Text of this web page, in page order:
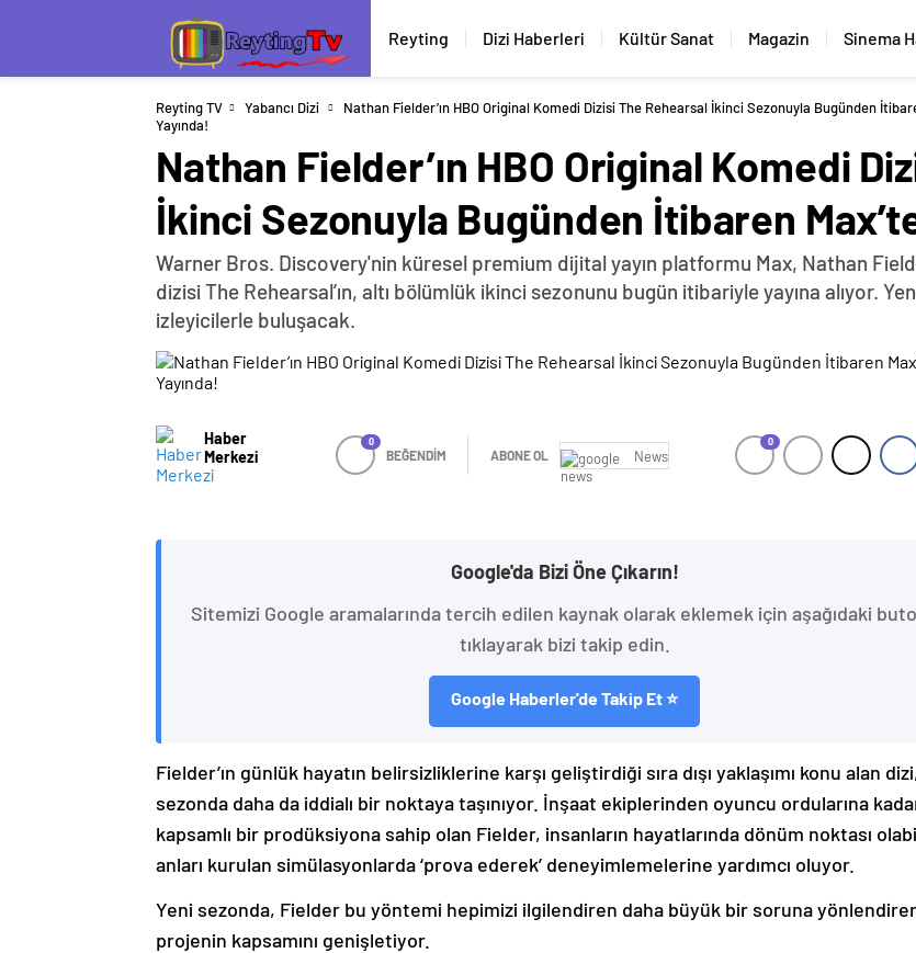
Reyting Dizi Haberleri Kültür Sanat Magazin Sinema
Reyting TV Yabancı Dizi
Nathan Fielder’ın HBO Original Komedi Dizisi The Rehearsal İkinci Sezonuyla Bugünden
Yayında!
Nathan Fielder’ın HBO Original Komedi
İkinci Sezonuyla Bugünden İtibaren
Warner Bros. Discovery'nin küresel premium dijital yayın platformu Max, Nathan
dizisi The Rehearsal’ın, altı bölümlük ikinci sezonunu bugün itibariyle yayına alıyor.
izleyicilerle buluşacak.
Haber
Merkezi
0
BEĞENDİM ABONE OL News
0
Google'da Bizi Öne Çıkarın!
Sitemizi Google aramalarında tercih edilen kaynak olarak eklemek için aşağıdaki
tıklayarak bizi takip edin.
Google Haberler'de Takip Et ⭐
Fielder’ın günlük hayatın belirsizliklerine karşı geliştirdiği sıra dışı yaklaşımı konu alan
sezonda daha da iddialı bir noktaya taşınıyor. İnşaat ekiplerinden oyuncu ordularına
kapsamlı bir prodüksiyona sahip olan Fielder, insanların hayatlarında dönüm noktası
anları kurulan simülasyonlarda ‘prova ederek’ deneyimlemelerine yardımcı oluyor.
Yeni sezonda, Fielder bu yöntemi hepimizi ilgilendiren daha büyük bir soruna
projenin kapsamını genişletiyor.